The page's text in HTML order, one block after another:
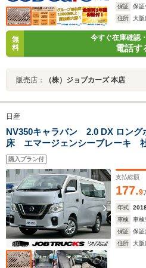
保証
保証
住所
大阪
無
料
今すぐ在庫確認
電話す
販売店： （株）ジョブカーズ 本店
日産
NV350キャラバン 2.0 DX ロン
床 エマージェンシーブレーキ
ンセグ Bluetooth DVD CD バ
グ キーレス リヤクーラー ソ
付 ABS ESC 取説 保証書
購入プラン付
支払総額
177.9
年式
車検
車検
保証
保証
住所
大阪